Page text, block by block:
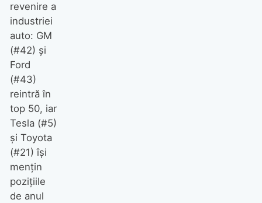
revenire a
industriei
auto: GM
(#42) și
Ford
(#43)
reintră în
top 50, iar
Tesla (#5)
și Toyota
(#21) își
mențin
pozițiile
de anul